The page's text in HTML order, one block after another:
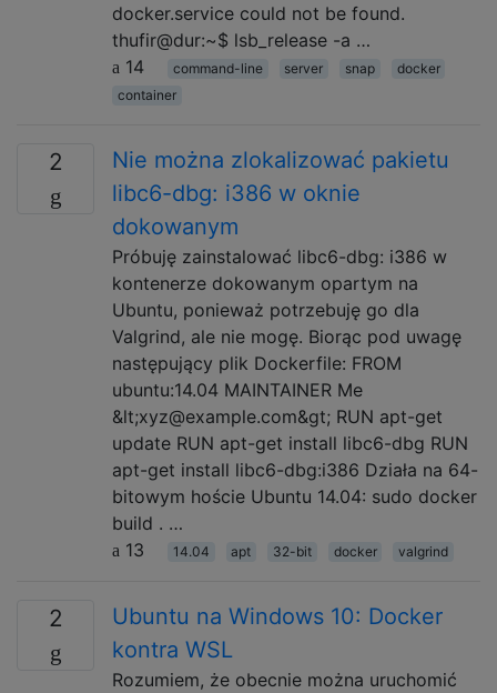
docker.service could not be found.
thufir@dur:~$ lsb_release -a …
14
command-line server snap
docker
container
2
Nie można zlokalizować pakietu
libc6-dbg: i386 w oknie
dokowanym
Próbuję zainstalować libc6-dbg: i386 w
kontenerze dokowanym opartym na
Ubuntu, ponieważ potrzebuję go dla
Valgrind, ale nie mogę. Biorąc pod uwagę
następujący plik Dockerfile: FROM
ubuntu:14.04 MAINTAINER Me
&lt;xyz@example.com&gt; RUN apt-get
update RUN apt-get install libc6-dbg RUN
apt-get install libc6-dbg:i386 Działa na 64-
bitowym hoście Ubuntu 14.04: sudo docker
build . …
13
14.04 apt 32-bit docker valgrind
2
Ubuntu na Windows 10: Docker
kontra WSL
Rozumiem, że obecnie można uruchomić